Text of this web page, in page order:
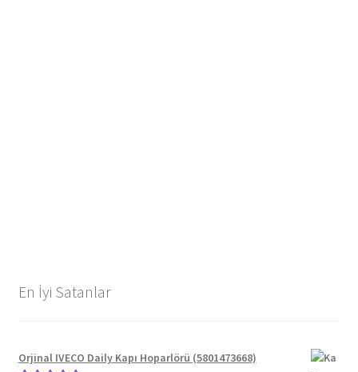
En İyi Satanlar
Orjinal IVECO Daily Kapı Hoparlörü (5801473668)